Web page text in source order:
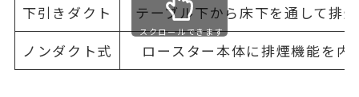
下引きダクト
テーブル下から床下を通して排
ノンダクト式
ロースター本体に排煙機能を内
スクロールできます